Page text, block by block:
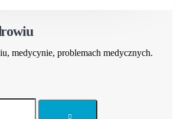
medycynie, problemach medycznych.